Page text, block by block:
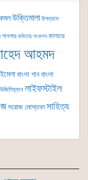
উক্তিমালা উপন্যাস
গানপার কবিতার সংকলন কালচার
আহমদ
বাংলা গানবাংলা
লাইফস্টাইল
সরোজ মোস্তফাসাহিত্য